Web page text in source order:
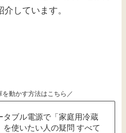
しています。
を動かす方法はこちら／
タブル電源で「家庭用冷蔵
を使いたい人の疑問 すべて